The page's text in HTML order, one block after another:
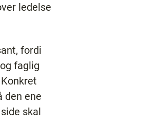
ledelse
fordi
faglig
den ene
skal